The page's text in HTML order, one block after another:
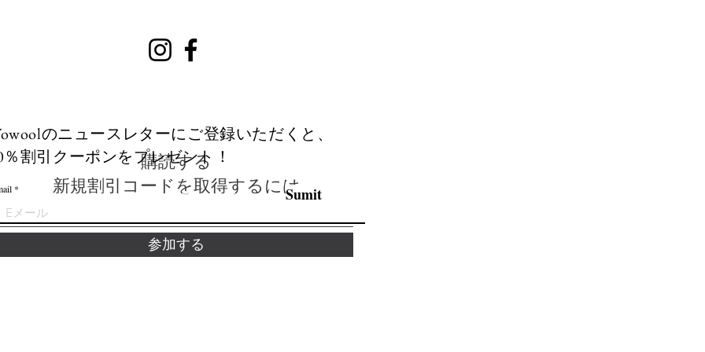
​購読する
新規割引コードを取得するには
参加する
のニュースレターにご登録いただくと、
％割引クーポンをプレゼント！
Sumit